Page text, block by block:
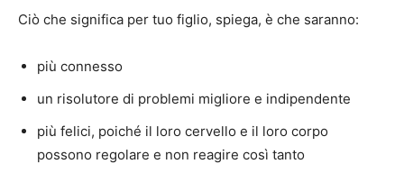
Ciò che significa per tuo figlio, spiega, è che saranno:
più connesso
un risolutore di problemi migliore e indipendente
più felici, poiché il loro cervello e il loro corpo
possono regolare e non reagire così tanto